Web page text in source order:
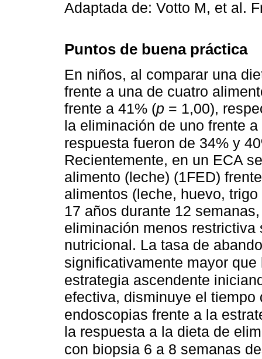
Adaptada de: Votto M, et al.
Puntos de buena práctica
En niños, al comparar una
frente a una de cuatro
frente a 41% (p = 1,00),
la eliminación de uno frente
respuesta fueron de 34% y
Recientemente, en un ECA
alimento (leche) (1FED)
alimentos (leche, huevo,
17 años durante 12
eliminación menos
nutricional. La tasa de
significativamente mayor que
estrategia ascendente
efectiva, disminuye el
endoscopias frente a la
la respuesta a la dieta de
con biopsia 6 a 8 semanas